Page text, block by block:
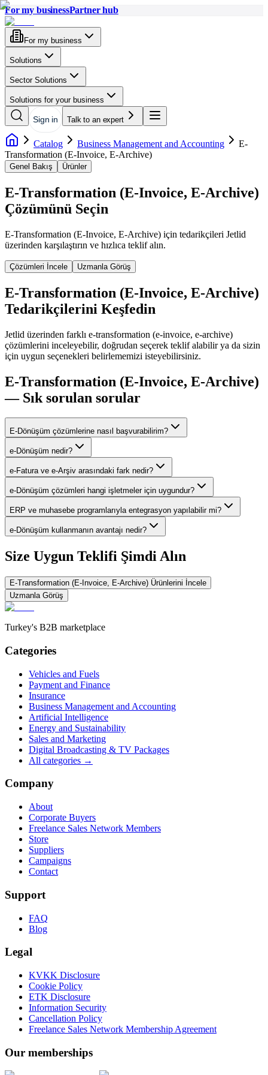
For my businessPartner hub
For my business
Solutions
Sector Solutions
Solutions for your business
Sign in Talk to an expert
Catalog Business Management and Accounting
E-
Transformation (E-Invoice, E-Archive)
Genel Bakış Ürünler
E-Transformation (E-Invoice, E-Archive)
Çözümünü Seçin
E-Transformation (E-Invoice, E-Archive) için tedarikçileri Jetlid
üzerinden karşılaştırın ve hızlıca teklif alın.
Çözümleri İncele Uzmanla Görüş
E-Transformation (E-Invoice, E-Archive)
Tedarikçilerini Keşfedin
Jetlid üzerinden farklı e-transformation (e-invoice, e-archive)
çözümlerini inceleyebilir, doğrudan seçerek teklif alabilir ya da sizin
için uygun seçenekleri belirlememizi isteyebilirsiniz.
E-Transformation (E-Invoice, E-Archive)
— Sık sorulan sorular
E-Dönüşüm çözümlerine nasıl başvurabilirim?
e-Dönüşüm nedir?
e-Fatura ve e-Arşiv arasındaki fark nedir?
e-Dönüşüm çözümleri hangi işletmeler için uygundur?
ERP ve muhasebe programlarıyla entegrasyon yapılabilir mi?
e-Dönüşüm kullanmanın avantajı nedir?
Size Uygun Teklifi Şimdi Alın
E-Transformation (E-Invoice, E-Archive) Ürünlerini İncele
Uzmanla Görüş
Turkey's B2B marketplace
Categories
Vehicles and Fuels
Payment and Finance
Insurance
Business Management and Accounting
Artificial Intelligence
Energy and Sustainability
Sales and Marketing
Digital Broadcasting & TV Packages
All categories →
Company
About
Corporate Buyers
Freelance Sales Network Members
Store
Suppliers
Campaigns
Contact
Support
FAQ
Blog
Legal
KVKK Disclosure
Cookie Policy
ETK Disclosure
Information Security
Cancellation Policy
Freelance Sales Network Membership Agreement
Our memberships